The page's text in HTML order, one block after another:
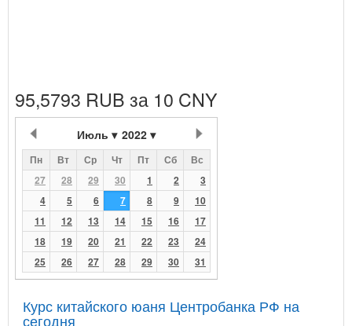
95,5793 RUB за 10 CNY
Июль 2022
Пн Вт Ср Чт Пт Сб
Вс
27
28 29 30 1 2
3
4
5 6 7 8 9
10
11
12 13 14 15 16
17
18
19 20 21 22 23
24
25
26 27 28 29 30 31
Курс китайского юаня Центробанка РФ на
сегодня